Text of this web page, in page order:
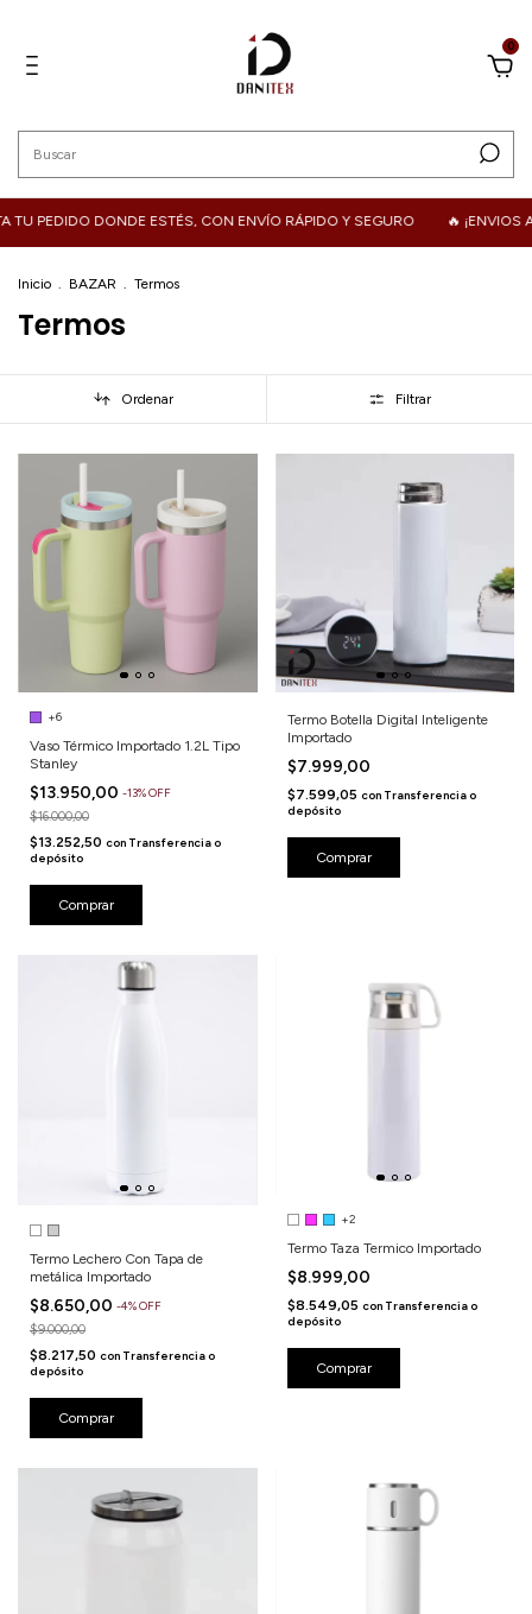
0
PEDIDO DONDE ESTÉS, CON ENVÍO RÁPIDO Y SEGURO 🔥 ¡ENVIOS A
Inicio . BAZAR . Termos
Termos
Ordenar Filtrar
+6
Vaso Térmico Importado 1.2L Tipo
Stanley
$13.950,00 -13%OFF
$16.000,00
$13.252,50 con Transferencia o
depósito
Comprar
Termo Botella Digital Inteligente
Importado
$7.999,00
$7.599,05 con Transferencia o
depósito
Comprar
Termo Lechero Con Tapa de
metálica Importado
$8.650,00 -4%OFF
$9.000,00
$8.217,50 con Transferencia o
depósito
Comprar
+2
Termo Taza Termico Importado
$8.999,00
$8.549,05 con Transferencia o
depósito
Comprar